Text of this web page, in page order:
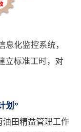
息化监控系统，
立标准工时，对
划”
油田精益管理工作